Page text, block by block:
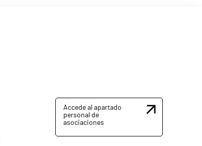
Accede al apartado
personal de
asociaciones